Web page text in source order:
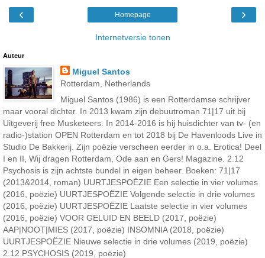
‹ ›
Homepage
Internetversie tonen
Auteur
Miguel Santos
Rotterdam, Netherlands
Miguel Santos (1986) is een Rotterdamse schrijver
maar vooral dichter. In 2013 kwam zijn debuutroman 71|17 uit bij
Uitgeverij free Musketeers. In 2014-2016 is hij huisdichter van tv- (en
radio-)station OPEN Rotterdam en tot 2018 bij De Havenloods Live in
Studio De Bakkerij. Zijn poëzie verscheen eerder in o.a. Erotica! Deel
I en II, Wij dragen Rotterdam, Ode aan en Gers! Magazine. 2.12
Psychosis is zijn achtste bundel in eigen beheer. Boeken: 71|17
(2013&2014, roman) UURTJESPOËZIE Een selectie in vier volumes
(2016, poëzie) UURTJESPOËZIE Volgende selectie in drie volumes
(2016, poëzie) UURTJESPOËZIE Laatste selectie in vier volumes
(2016, poëzie) VOOR GELUID EN BEELD (2017, poëzie)
AAP|NOOT|MIES (2017, poëzie) INSOMNIA (2018, poëzie)
UURTJESPOËZIE Nieuwe selectie in drie volumes (2019, poëzie)
2.12 PSYCHOSIS (2019, poëzie)